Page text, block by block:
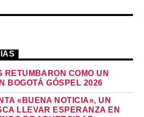
RETUMBARON COMO UN
BOGOTÁ GÓSPEL 2026
«BUENA NOTICIA», UN
LLEVAR ESPERANZA EN